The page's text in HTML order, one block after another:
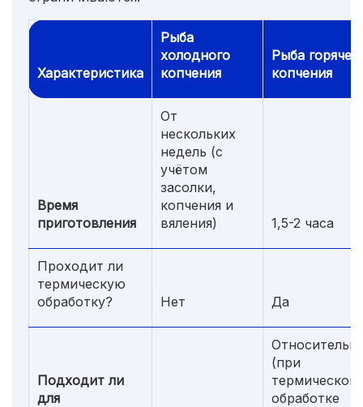
Характеристика
Рыба
холодного
копчения
Рыба
копчения
Время
приготовления
От
нескольких
недель (с
учётом
засолки,
копчения и
вяления)
1,5-2 часа
Проходит ли
термическую
обработку?
Нет Да
Подходит ли
для
(при
термической
обработке